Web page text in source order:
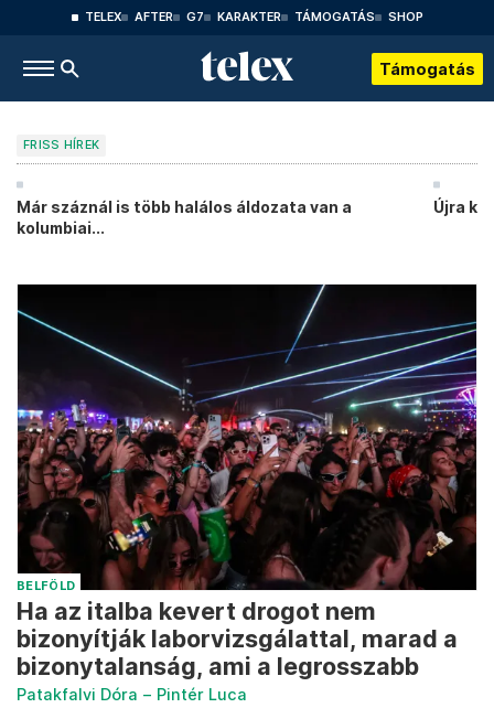
TELEX AFTER G7 KARAKTER TÁMOGATÁS SHOP
Támogatás
FRISS HÍREK
Már száznál is több halálos áldozata van a
kolumbiai...
Újra
BELFÖLD
Ha az italba kevert drogot nem
bizonyítják laborvizsgálattal, marad a
bizonytalanság, ami a legrosszabb
Patakfalvi Dóra – Pintér Luca